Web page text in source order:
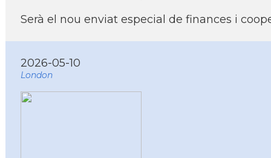
Serà el nou enviat especial de finances i
2026-05-10
London